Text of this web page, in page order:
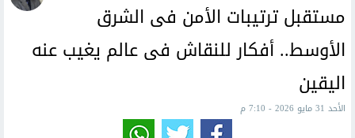
مستقبل ترتيبات الأمن فى الشرق
الأوسط.. أفكار للنقاش فى عالم يغيب عنه
اليقين
الأحد 31 مايو 2026 - 7:10 م